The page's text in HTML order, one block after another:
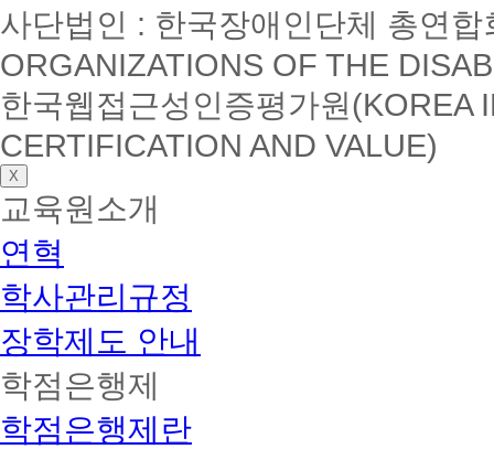
사단법인 : 한국장애인단체 총연
ORGANIZATIONS OF THE
한국웹접근성인증평가원(KOREA
CERTIFICATION AND VALUE)
X
교육원소개
연혁
학사관리규정
장학제도 안내
학점은행제
학점은행제란